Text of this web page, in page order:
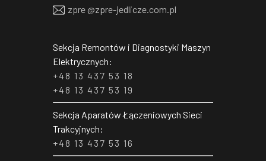
zpre @RFX$
zpre-jedlicze .com.pl
Sekcja Remontów i Diagnostyki Maszyn
Elektrycznych:
+48 13 437 53 18
+48 13 437 53 19
Sekcja Aparatów Łączeniowych Sieci
Trakcyjnych:
+48 13 437 53 16